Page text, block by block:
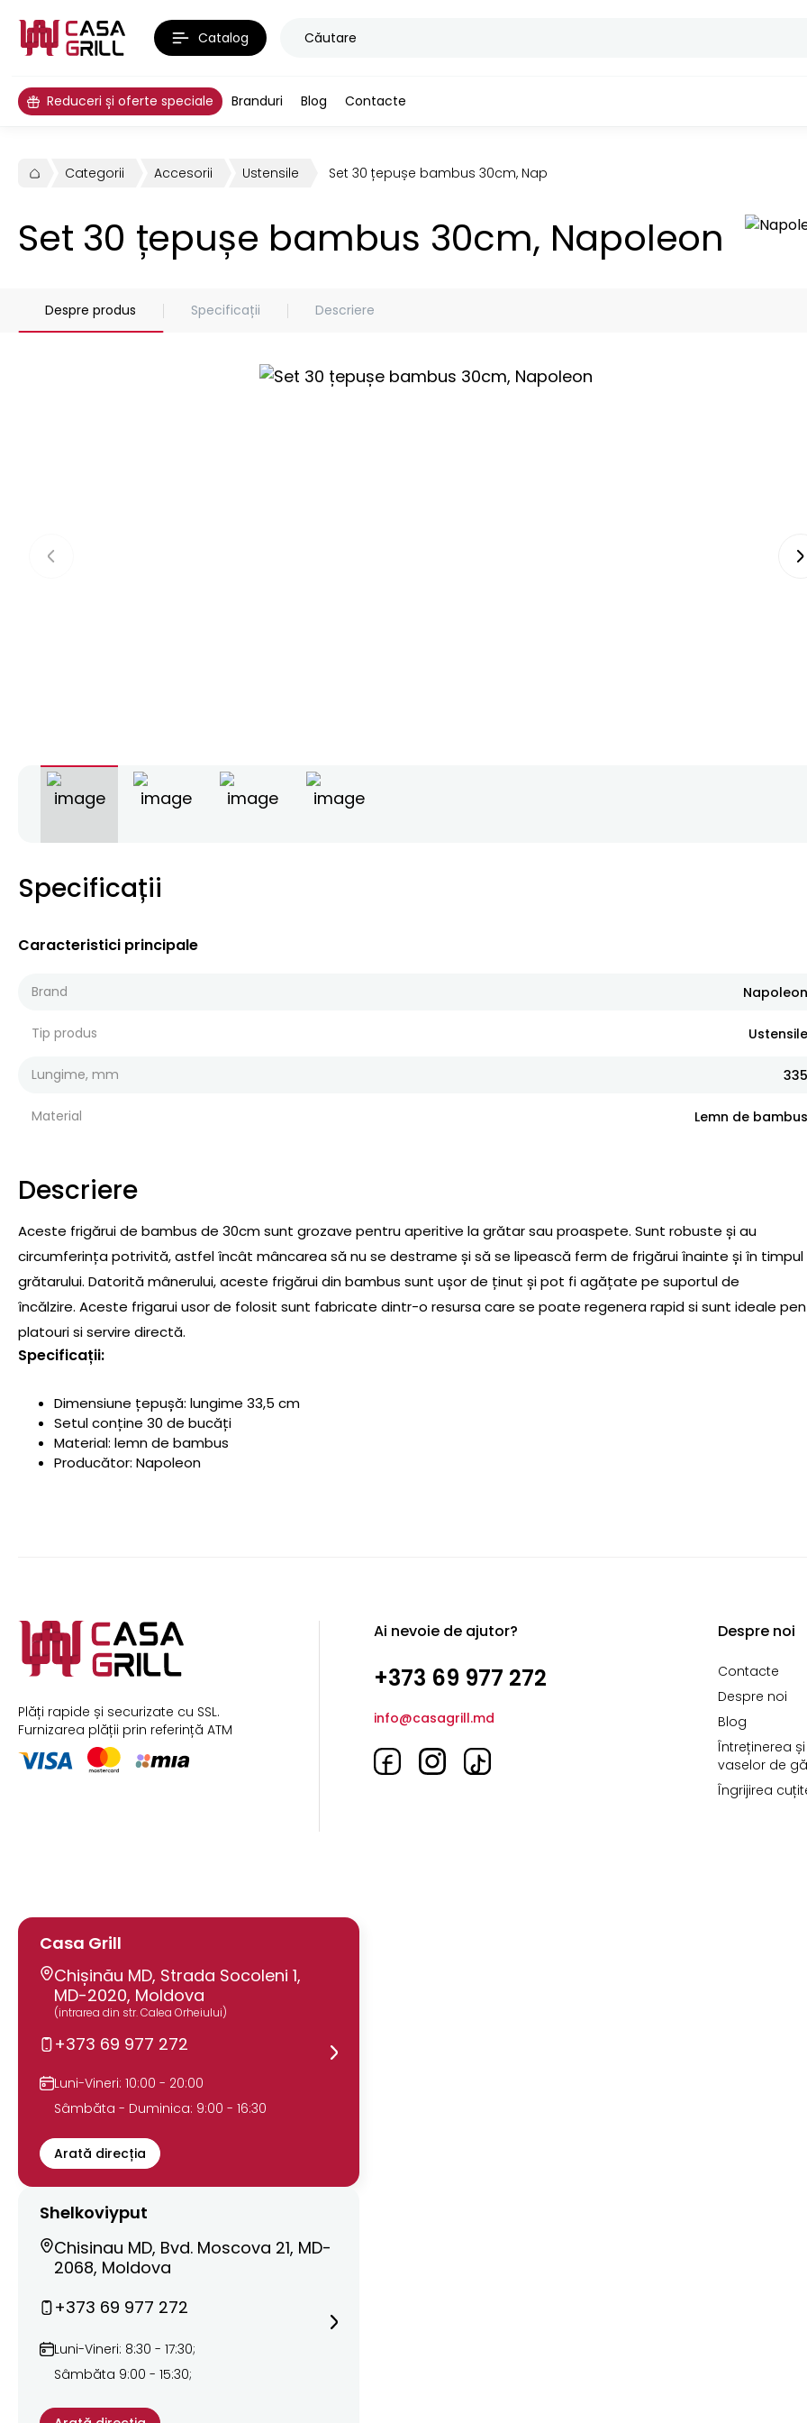
Catalog
Reduceri și oferte speciale Branduri Blog Contacte
Categorii Accesorii Ustensile Set 30 țepușe bambus 30cm, Napoleon
Set 30 țepușe bambus 30cm, Napoleon
Despre produs Specificații Descriere
Specificații
Caracteristici principale
Brand Napoleon
Tip produs Ustensile
Lungime, mm 335
Material Lemn de bambus
Descriere
Aceste frigărui de bambus de 30cm sunt grozave pentru aperitive la grătar sau proaspete. Sunt robuste și au
circumferința potrivită, astfel încât mâncarea să nu se destrame și să se lipească ferm de frigărui înainte și în timpul
grătarului. Datorită mânerului, aceste frigărui din bambus sunt ușor de ținut și pot fi agățate pe suportul de
încălzire. Aceste frigarui usor de folosit sunt fabricate dintr-o resursa care se poate regenera rapid si sunt ideale
platouri si servire directă.
Specificații:
Dimensiune țepușă: lungime 33,5 cm
Setul conține 30 de bucăți
Material: lemn de bambus
Producător: Napoleon
Plăți rapide și securizate cu SSL.
Furnizarea plății prin referință ATM
Ai nevoie de ajutor?
+373 69 977 272
info@casagrill.md
Despre noi
Contacte
Despre noi
Blog
Întreținerea
vaselor de
Îngrijirea
Casa Grill
Chișinău MD, Strada Socoleni 1,
MD-2020, Moldova
(intrarea din str. Calea Orheiului)
+373 69 977 272
Luni-Vineri: 10:00 - 20:00
Sâmbăta - Duminica: 9:00 - 16:30
Arată direcția
Shelkoviyput
Chisinau MD, Bvd. Moscova 21, MD-
2068, Moldova
+373 69 977 272
Luni-Vineri: 8:30 - 17:30;
Sâmbăta 9:00 - 15:30;